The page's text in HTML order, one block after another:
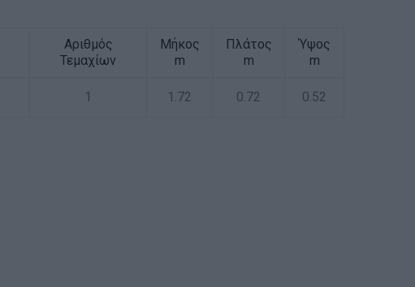
Αριθμός
Τεμαχίων
Μήκος
m
Πλάτος
m
Ύψος
m
1 1.72 0.72 0.52